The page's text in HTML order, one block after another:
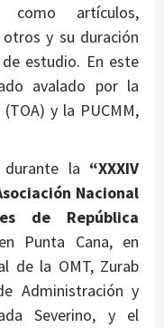
como artículos,
y su duración
estudio. En este
avalado por la
y la PUCMM,
durante la “XXXIV
Nacional
de República
en Punta Cana, en
de la OMT, Zurab
Administración y
Severino, y el